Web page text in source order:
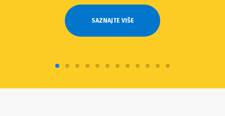
SAZNAJTE VIŠE